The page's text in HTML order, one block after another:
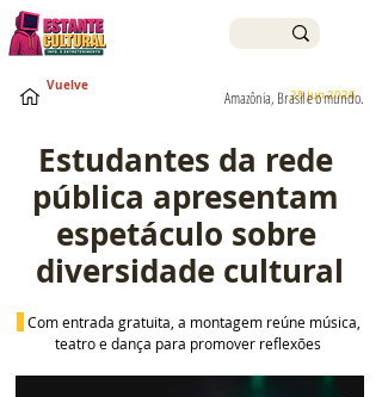
25 jun 2026
Amazônia, Brasil e o mundo.
Vuelve
Estudantes da rede
pública apresentam
espetáculo sobre
diversidade cultural
Com entrada gratuita, a montagem reúne música,
teatro e dança para promover reflexões